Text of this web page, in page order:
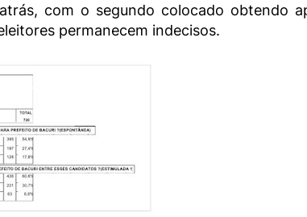
com o segundo colocado obtendo
permanecem indecisos.